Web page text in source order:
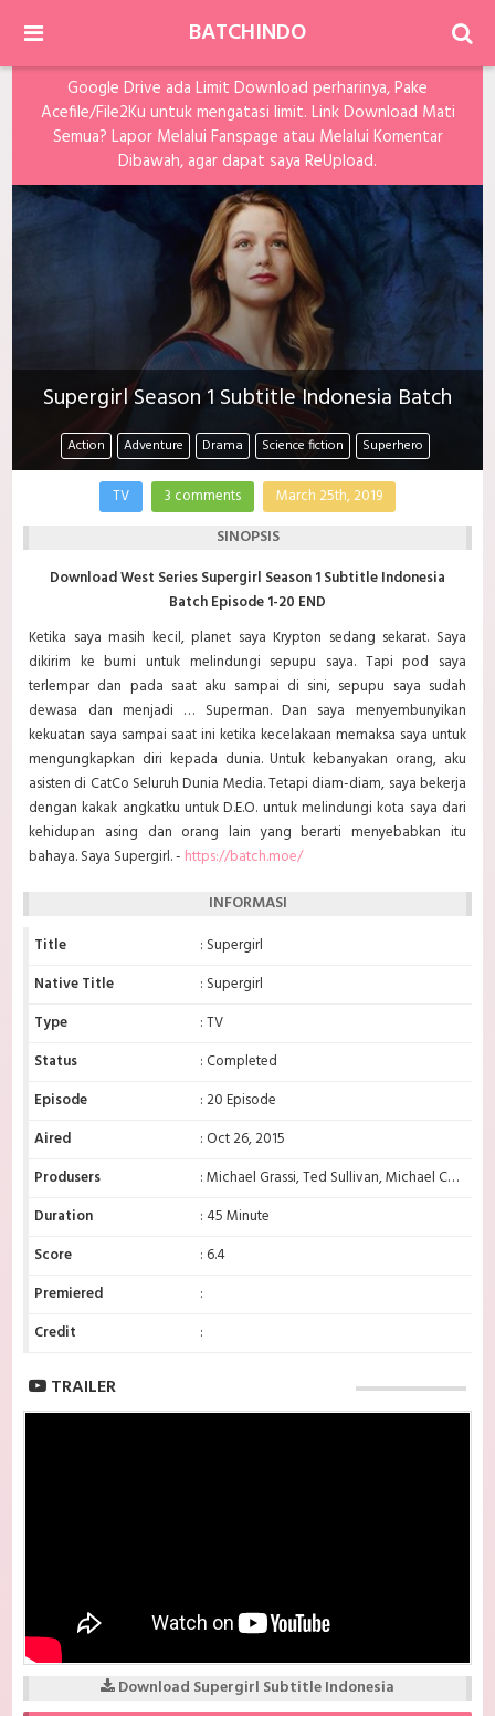
BATCHINDO
Google Drive ada Limit Download perharinya, Pake
Acefile/File2Ku untuk mengatasi limit. Link Download Mati
Semua? Lapor Melalui Fanspage atau Melalui Komentar
Dibawah, agar dapat saya ReUpload.
Supergirl Season 1 Subtitle Indonesia Batch
Action Adventure Drama Science fiction Superhero
TV 3 comments March 25th, 2019
SINOPSIS
Download West Series Supergirl Season 1 Subtitle Indonesia
Batch Episode 1-20 END
Ketika saya masih kecil, planet saya Krypton sedang sekarat. Saya
dikirim ke bumi untuk melindungi sepupu saya. Tapi pod saya
terlempar dan pada saat aku sampai di sini, sepupu saya sudah
dewasa dan menjadi … Superman. Dan saya menyembunyikan
kekuatan saya sampai saat ini ketika kecelakaan memaksa saya untuk
mengungkapkan diri kepada dunia. Untuk kebanyakan orang, aku
asisten di CatCo Seluruh Dunia Media. Tetapi diam-diam, saya bekerja
dengan kakak angkatku untuk D.E.O. untuk melindungi kota saya dari
kehidupan asing dan orang lain yang berarti menyebabkan itu
bahaya. Saya Supergirl. - https://batch.moe/
INFORMASI
Title
: Supergirl
Native Title
: Supergirl
Type
: TV
Status
: Completed
Episode
: 20 Episode
Aired
: Oct 26, 2015
Produsers
: Michael Grassi, Ted Sullivan, Michael Cedar, Larry Teng, Glen Winter, Raymond Quinlan
Duration
: 45 Minute
Score
: 6.4
Premiered
:
Credit
:
TRAILER
Download Supergirl Subtitle Indonesia